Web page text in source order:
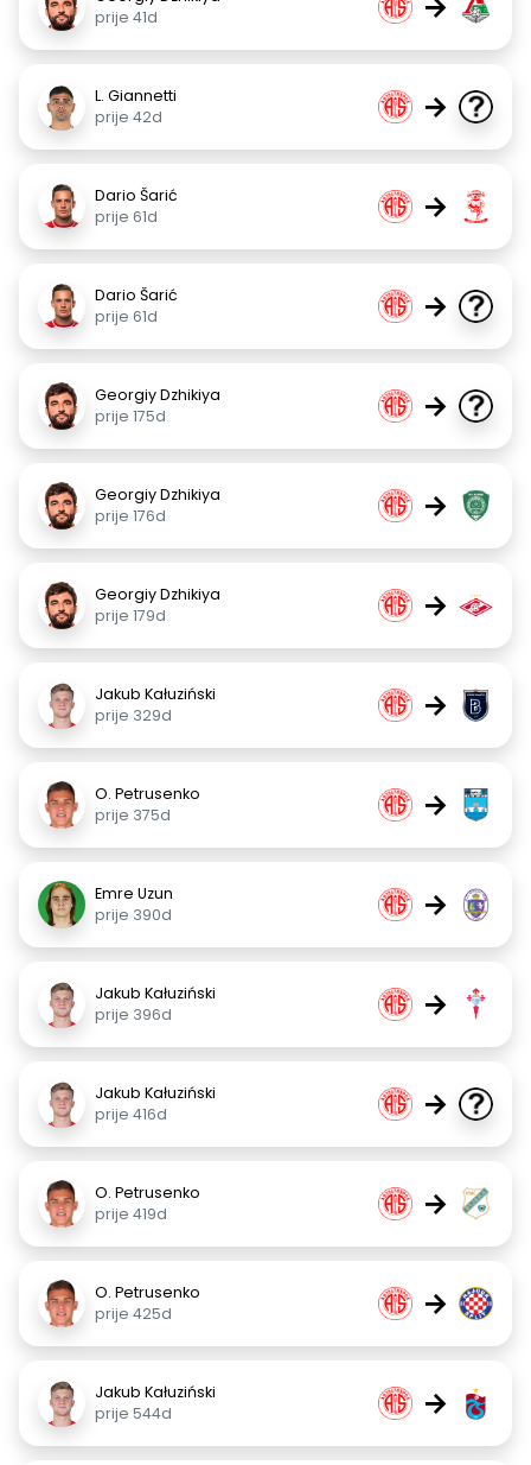
prije 41d
L. Giannetti
prije 42d
→
Dario Šarić
prije 61d
→
Dario Šarić
prije 61d
→
Georgiy Dzhikiya
prije 175d
→
Georgiy Dzhikiya
prije 176d
→
Georgiy Dzhikiya
prije 179d
→
Jakub Kałuziński
prije 329d
→
O. Petrusenko
prije 375d
→
Emre Uzun
prije 390d
→
Jakub Kałuziński
prije 396d
→
Jakub Kałuziński
prije 416d
→
O. Petrusenko
prije 419d
→
O. Petrusenko
prije 425d
→
Jakub Kałuziński
prije 544d
→